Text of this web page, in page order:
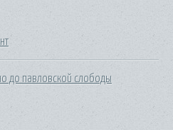
до павловской слободы